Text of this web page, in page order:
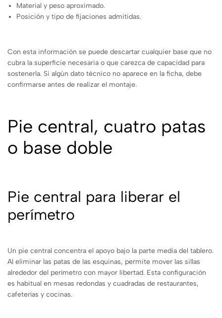
Material y peso aproximado.
Posición y tipo de fijaciones admitidas.
Con esta información se puede descartar cualquier base que no
cubra la superficie necesaria o que carezca de capacidad para
sostenerla. Si algún dato técnico no aparece en la ficha, debe
confirmarse antes de realizar el montaje.
Pie central, cuatro patas
o base doble
Pie central para liberar el
perímetro
Un pie central concentra el apoyo bajo la parte media del tablero.
Al eliminar las patas de las esquinas, permite mover las sillas
alrededor del perímetro con mayor libertad. Esta configuración
es habitual en mesas redondas y cuadradas de restaurantes,
cafeterías y cocinas.